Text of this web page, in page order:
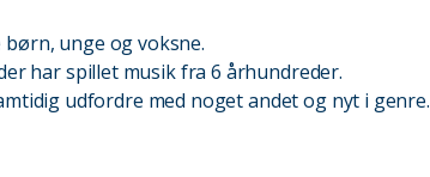
børn, unge og voksne.
har spillet musik fra 6 århundreder.
udfordre med noget andet og nyt i genre.